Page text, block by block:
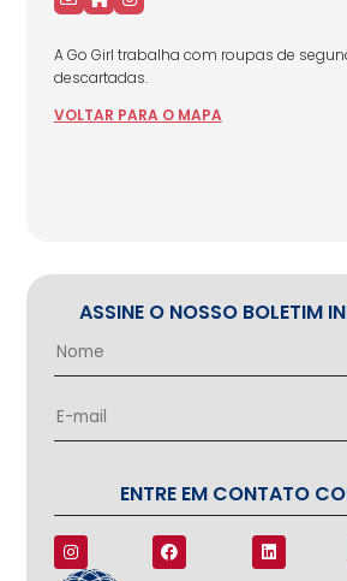
A Go Girl trabalha com roupas de
descartadas.
VOLTAR PARA O MAPA
ASSINE O NOSSO BOLETIM
ENTRE EM CONTATO